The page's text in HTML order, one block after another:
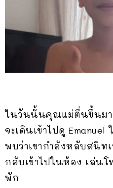
ในวันนั้นคุณแม่ตื่นขึ้นมา
จะเดินเข้าไปดู
พบว่าเขากำลังหลับสนิท
กลับเข้าไปในห้อง เล่น
พัก